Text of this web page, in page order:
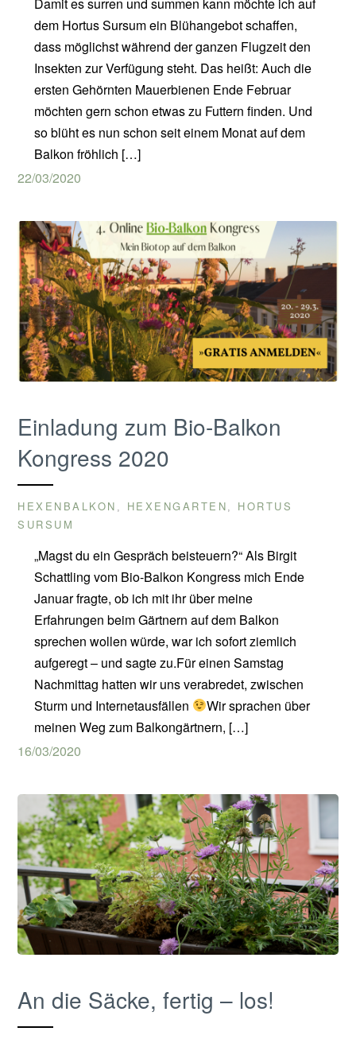
dem Hortus Sursum ein Blühangebot schaffen,
dass möglichst während der ganzen Flugzeit den
Insekten zur Verfügung steht. Das heißt: Auch die
ersten Gehörnten Mauerbienen Ende Februar
möchten gern schon etwas zu Futtern finden. Und
so blüht es nun schon seit einem Monat auf dem
Balkon fröhlich […]
22/03/2020
Einladung zum Bio-Balkon
Kongress 2020
HEXENBALKON HEXENGARTEN
HORTUS
SURSUM
„Magst du ein Gespräch beisteuern?“ Als Birgit
Schattling vom Bio-Balkon Kongress mich Ende
Januar fragte, ob ich mit ihr über meine
Erfahrungen beim Gärtnern auf dem Balkon
sprechen wollen würde, war ich sofort ziemlich
aufgeregt – und sagte zu.Für einen Samstag
Nachmittag hatten wir uns verabredet, zwischen
Sturm und Internetausfällen
Wir sprachen über
meinen Weg zum Balkongärtnern, […]
16/03/2020
An die Säcke, fertig – los!